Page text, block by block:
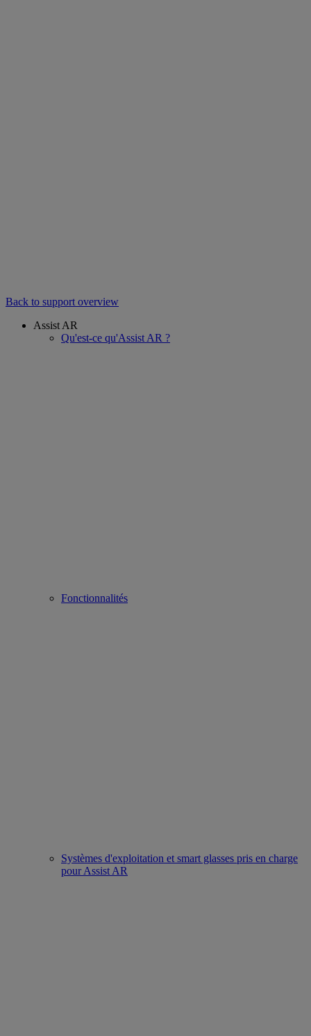
Back to support overview
Assist AR
Qu'est-ce qu'Assist AR ?
Fonctionnalités
Systèmes d'exploitation et smart glasses pris en charge
pour Assist AR